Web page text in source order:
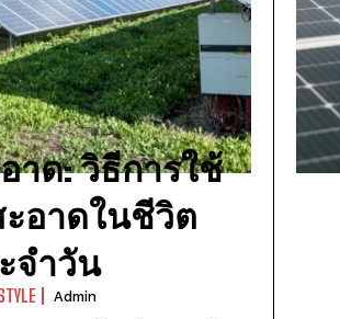
าด: วิธีการใช้
อาดในชีวิต
จำวัน
Admin